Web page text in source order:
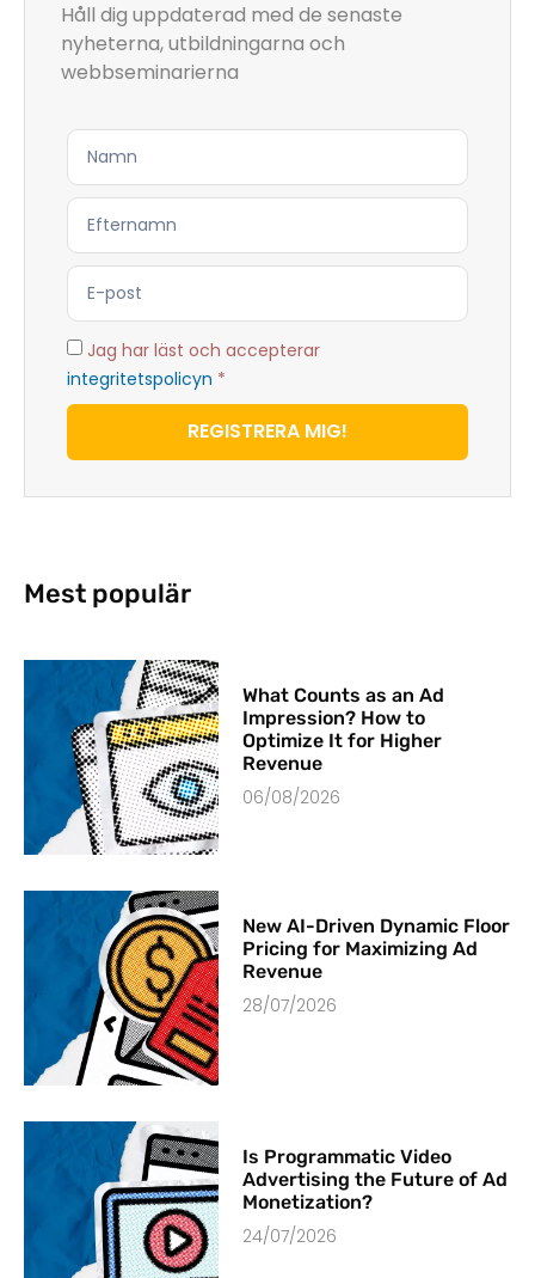
Håll dig uppdaterad med de senaste
nyheterna, utbildningarna och
webbseminarierna
Jag har läst och accepterar
integritetspolicyn *
REGISTRERA MIG!
Mest populär
What Counts as an Ad
Impression? How to
Optimize It for Higher
Revenue
06/08/2026
New AI-Driven Dynamic Floor
Pricing for Maximizing Ad
Revenue
28/07/2026
Is Programmatic Video
Advertising the Future of Ad
Monetization?
24/07/2026